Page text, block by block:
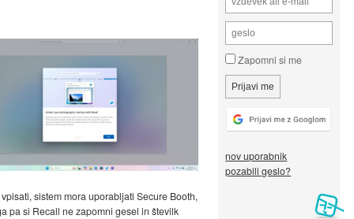
Zapomni si me
nov uporabnik
pozabili geslo?
sistem mora uporabljati Secure Booth,
pa si Recall ne zapomni gesel in številk